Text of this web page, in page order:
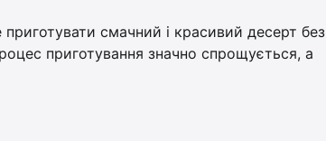
смачний і красивий десерт без
приготування значно спрощується, а